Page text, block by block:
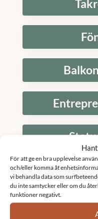
För att ge en bra upplevelse
och/eller komma åt
vi behandla data som
du inte samtycker eller om du
funktioner negativt.